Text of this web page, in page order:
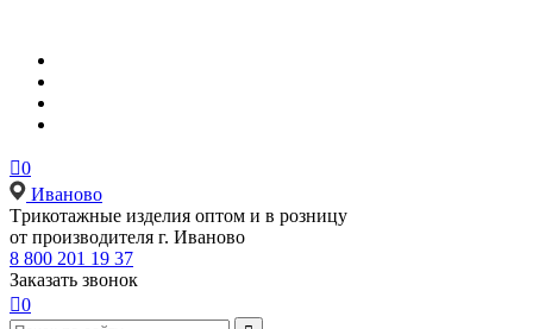
0
Иваново
Tрикотажные изделия оптом и в розницу
от производителя г. Иваново
8 800 201 19 37
Заказать звонок
0